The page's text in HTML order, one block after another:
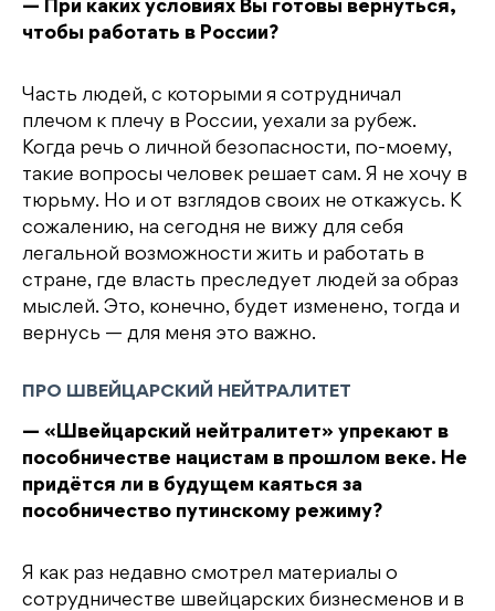
— При каких условиях Вы готовы вернуться,
чтобы работать в России?
Часть людей, с которыми я сотрудничал
плечом к плечу в России, уехали за рубеж.
Когда речь о личной безопасности, по-моему,
такие вопросы человек решает сам. Я не хочу в
тюрьму. Но и от взглядов своих не откажусь. К
сожалению, на сегодня не вижу для себя
легальной возможности жить и работать в
стране, где власть преследует людей за образ
мыслей. Это, конечно, будет изменено, тогда и
вернусь — для меня это важно.
ПРО ШВЕЙЦАРСКИЙ НЕЙТРАЛИТЕТ
— «Швейцарский нейтралитет» упрекают в
пособничестве нацистам в прошлом веке. Не
придётся ли в будущем каяться за
пособничество путинскому режиму?
Я как раз недавно смотрел материалы о
сотрудничестве швейцарских бизнесменов и в